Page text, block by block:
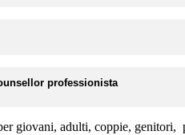
professionista
giovani, adulti, coppie, genitori,